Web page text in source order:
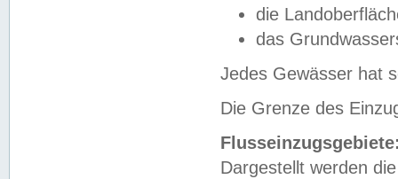
die
das
Jedes Gewässer hat
Die Grenze des
Dargestellt werden